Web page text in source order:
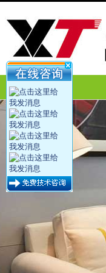
网站首页